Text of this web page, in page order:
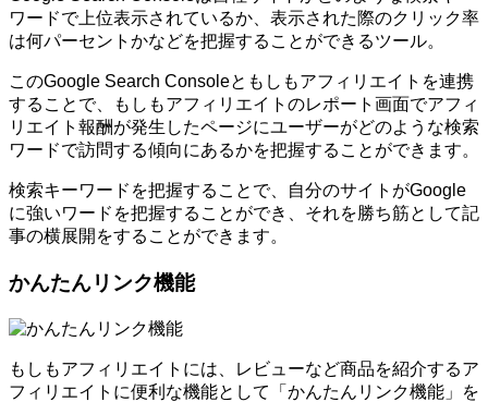
ワードで上位表示されているか、表示された際のクリック率
は何パーセントかなどを把握することができるツール。
このGoogle Search Consoleともしもアフィリエイトを連携
することで、もしもアフィリエイトのレポート画面でアフィ
リエイト報酬が発生したページにユーザーがどのような検索
ワードで訪問する傾向にあるかを把握することができます。
検索キーワードを把握することで、自分のサイトがGoogle
に強いワードを把握することができ、それを勝ち筋として記
事の横展開をすることができます。
かんたんリンク機能
もしもアフィリエイトには、レビューなど商品を紹介するア
フィリエイトに便利な機能として「かんたんリンク機能」を